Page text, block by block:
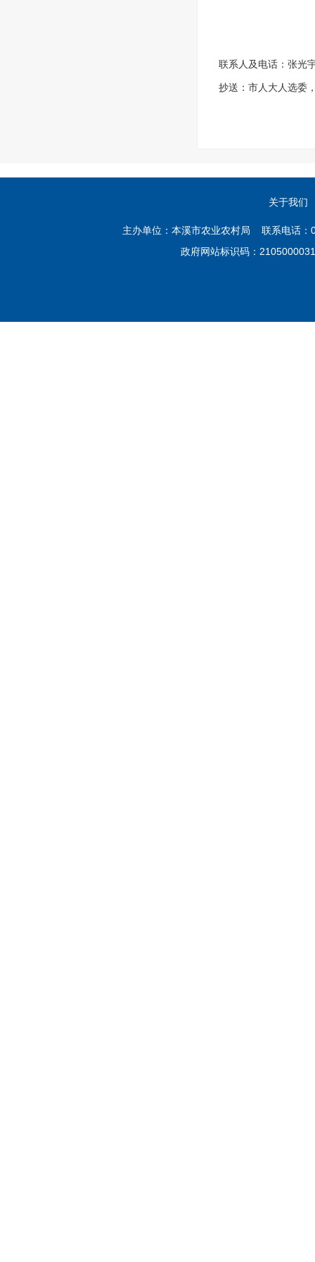
联系人及电话：张光
抄送：市人大人选委
关于我们
主办单位：本溪市农业农村局 联系电话
政府网站标识码：